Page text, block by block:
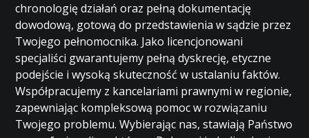
chronologię działań oraz pełną dokumentację
dowodową, gotową do przedstawienia w sądzie przez
Twojego pełnomocnika. Jako licencjonowani
specjaliści gwarantujemy pełną dyskrecję, etyczne
podejście i wysoką skuteczność w ustalaniu faktów.
Współpracujemy z kancelariami prawnymi w regionie,
zapewniając kompleksową pomoc w rozwiązaniu
Twojego problemu. Wybierając nas, stawiają Państwo